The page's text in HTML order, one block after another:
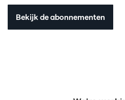
Bekijk de abonnementen